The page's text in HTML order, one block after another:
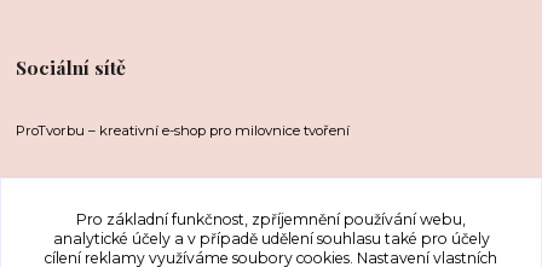
Sociální sítě
ProTvorbu – kreativní e-shop pro milovnice tvoření
Pro základní funkčnost, zpříjemnění používání webu,
analytické účely a v případě udělení souhlasu také pro účely
cílení reklamy využíváme soubory cookies. Nastavení vlastních